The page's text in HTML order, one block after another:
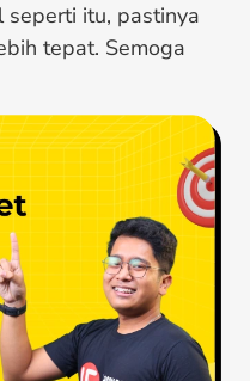
itu, pastinya
tepat. Semoga